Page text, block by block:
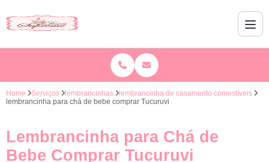
Home Serviços lembrancinhas
lembrancinha de casamento comestíveis
lembrancinha para chá de bebe comprar Tucuruvi
Lembrancinha para Chá de
Bebe Comprar Tucuruvi